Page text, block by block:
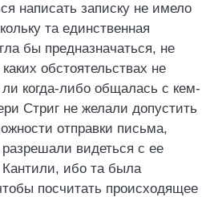
написать записку не имело
та единственная
бы предназначаться, не
обстоятельствах не
когда-либо общалась с кем-
Стриг не желали допустить
отправки письма,
видеться с ее
ибо та была
посчитать происходящее